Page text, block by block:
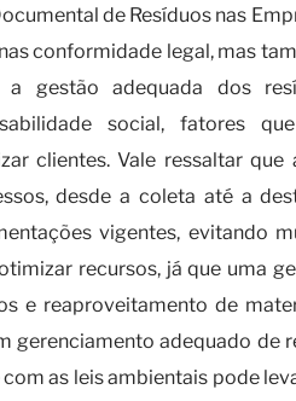
de Resíduos nas
conformidade legal, mas
gestão adequada dos
social, fatores
clientes. Vale ressaltar que
desde a coleta até a
vigentes, evitando
recursos, já que uma
e reaproveitamento de
gerenciamento adequado de
as leis ambientais pode